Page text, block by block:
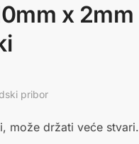
x 2mm
pribor
može držati veće stvari.